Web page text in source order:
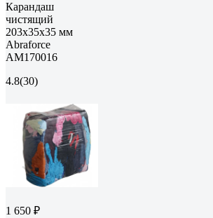
Карандаш
чистящий
203х35x35 мм
Abraforce
АМ170016
4.8(30)
1 650 ₽